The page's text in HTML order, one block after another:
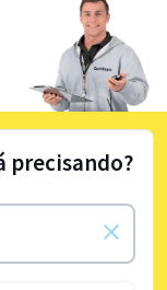
precisando?